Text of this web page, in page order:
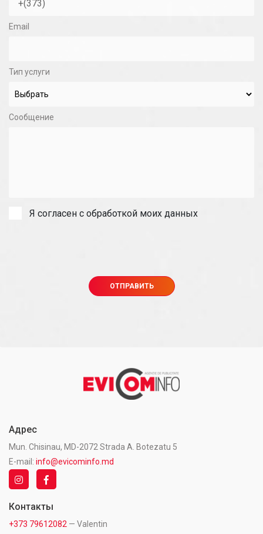
Email
Тип услуги
Сообщение
Я согласен с обработкой моих данных
Адрес
Mun. Chisinau, MD-2072 Strada A. Botezatu 5
E-mail: info@evicominfo.md
Контакты
+373 79612082 — Valentin